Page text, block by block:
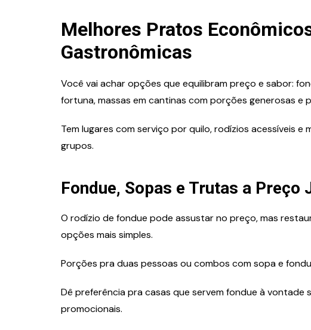
Melhores Pratos
Gastronômicas
Você vai achar opções que equilibram preço e sabor:
fortuna, massas em cantinas com porções generosas e
Tem lugares com serviço por quilo, rodízios acessíveis
grupos.
Fondue, Sopas e Trutas a Preço
O rodízio de fondue pode assustar no preço, mas
opções mais simples.
Porções pra duas pessoas ou combos com sopa e
Dê preferência pra casas que servem fondue à
promocionais.